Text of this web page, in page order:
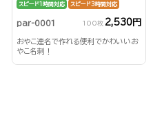
スピード1時間対応 スピード3時間対応
par-0001 100枚 2,530円
おやこ連名で作れる便利でかわいいお
やこ名刺！